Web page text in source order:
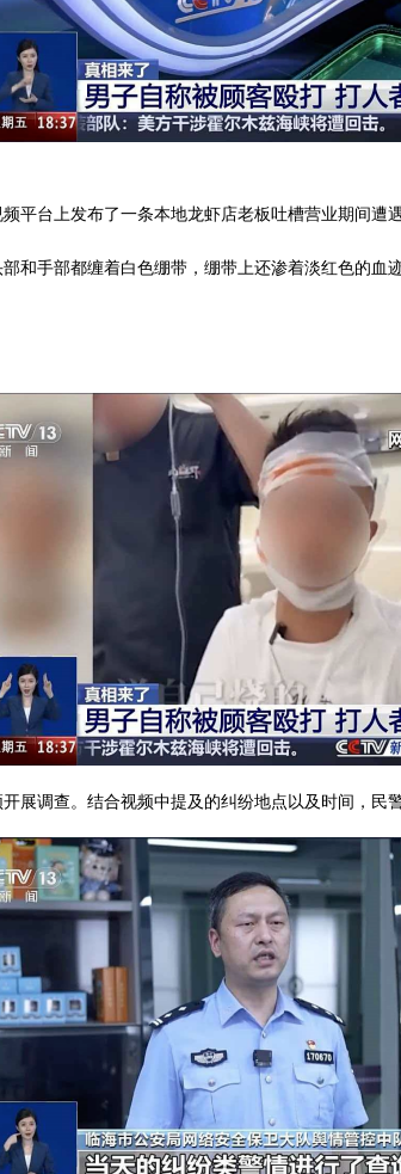
平台上发布了一条本地龙虾店老板吐槽营业期间遭
和手部都缠着白色绷带，绷带上还渗着淡红色的
展调查。结合视频中提及的纠纷地点以及时间，民